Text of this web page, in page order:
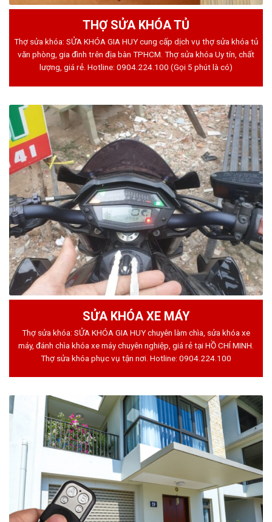
THỢ SỬA KHÓA TỦ
Thợ sửa khóa: SỬA KHÓA GIA HUY cung cấp dịch vụ thợ sửa khóa tủ
văn phòng, gia đình trên địa bàn TPHCM. Thợ sửa khóa Uy tín, chất
lượng, giá rẻ. Hotline: 0904.224.100 (Gọi 5 phút là có)
SỬA KHÓA XE MÁY
Thợ sửa khóa: SỬA KHÓA GIA HUY chuyên làm chìa, sửa khóa xe
máy, đánh chìa khóa xe máy chuyên nghiệp, giá rẻ tại HỒ CHÍ MINH.
Thợ sửa khóa phục vụ tận nơi. Hotline: 0904.224.100